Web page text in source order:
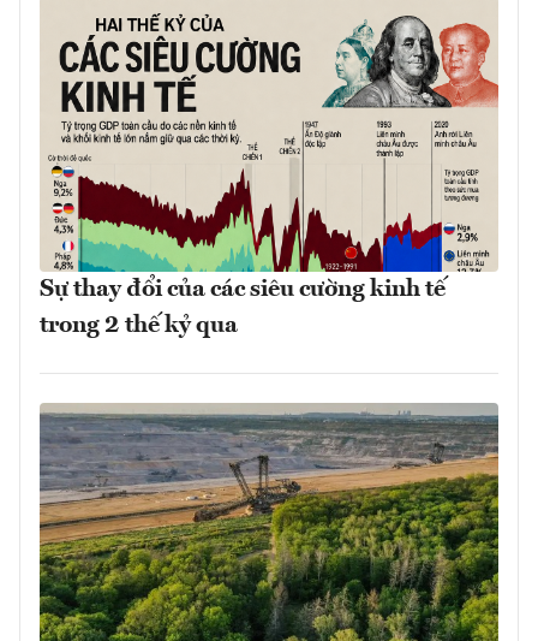
Sự thay đổi của các siêu cường kinh tế
trong 2 thế kỷ qua